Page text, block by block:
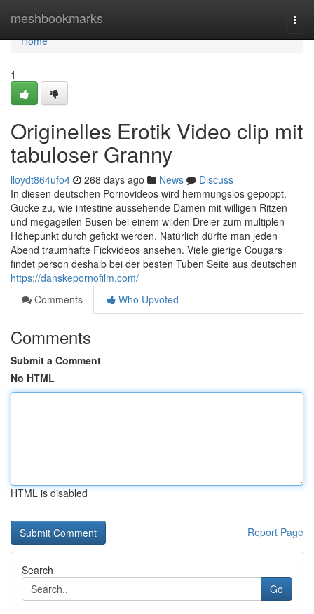
meshbookmarks
Home
Home
1
Originelles Erotik Video clip mit
tabuloser Granny
lloydt864ufo4 268 days ago News
Discuss
In diesen deutschen Pornovideos wird hemmungslos gepoppt.
Gucke zu, wie intestine aussehende Damen mit willigen Ritzen
und megageilen Busen bei einem wilden Dreier zum multiplen
Höhepunkt durch gefickt werden. Natürlich dürfte man jeden
Abend traumhafte Fickvideos ansehen. Viele gierige Cougars
findet person deshalb bei der besten Tuben Seite aus deutschen
https://danskepornofilm.com/
Comments
Who Upvoted
Comments
Submit a Comment
No HTML
HTML is disabled
Report Page
Search
Go